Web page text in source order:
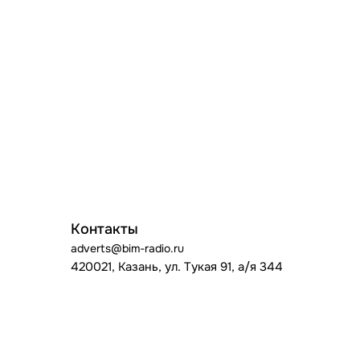
Контакты
adverts@bim-radio.ru
420021, Казань, ул. Тукая 91, а/я 344